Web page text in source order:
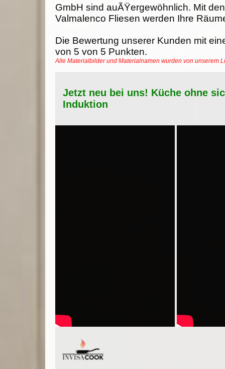
GmbH sind auÃŸergewöhnlich. Mit
Valmalenco Fliesen werden Ihre
Die Bewertung unserer Kunden mit
von 5 von 5 Punkten.
Alle Materialbilder und Materialnamen wurden von unserem
Jetzt neu bei uns! Küche ohne
Induktion